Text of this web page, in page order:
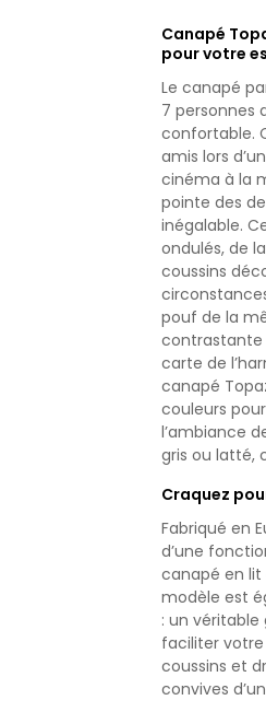
Canapé
pour votre
Le canapé
7 personnes
confortable.
amis lors
cinéma à la
pointe des
inégalable.
ondulés, de
coussins
pouf de la
contrastante
carte de
canapé
couleurs
l’ambiance
gris ou latté,
Craquez
Fabriqué en
d’une
canapé en lit
modèle est
: un
faciliter votre
coussins et
convives